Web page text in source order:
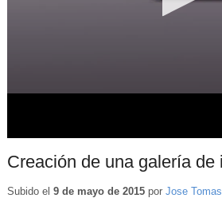
Creación de una galería de
Subido el 9 de mayo de 2015por Jose Tomas